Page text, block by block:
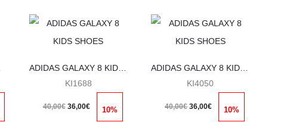
Αυτό
το
προϊόν
έχει
ADIDAS GALAXY 8 KIDS SHOES
KI1688
40,00€ 36,00€ 10%
Αυτό
το
προϊόν
έχει
KI4050
40,00€ 36,00€ 10%